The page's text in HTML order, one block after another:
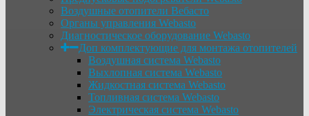
Воздушные отопители Вебасто
Органы управления Webasto
Диагностическое оборудование Webasto
Доп комплектующие для монтажа отопителей
Воздушная система Webasto
Выхлопная система Webasto
Жидкостная система Webasto
Топливная система Webasto
Электрическая система Webasto